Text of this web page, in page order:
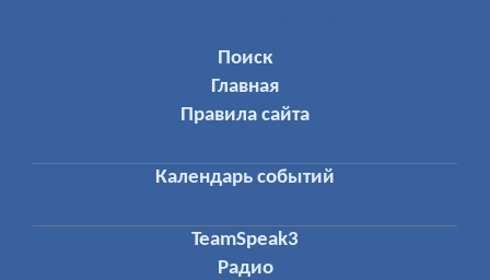
Поиск
Главная
Правила сайта
Календарь событий
TeamSpeak3
Радио